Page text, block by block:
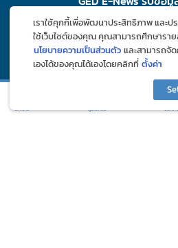
บทความ ภูมิแพ้คลับ
เราใช้คุกกี้เพื่อพัฒนาประสิทธิภาพ และป
ใช้เว็บไซต์ของคุณ คุณสามารถศึกษาราย
นโยบายความเป็นส่วนตัว และสามารถจั
เองได้ของคุณได้เองโดยคลิกที่ ตั้งค่า